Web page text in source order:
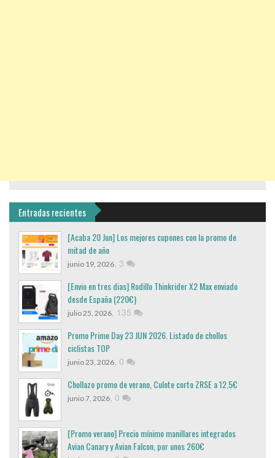
Entradas recientes
[Acaba 20 Jun] Los mejores cupones con la promo de
mitad de año
junio 19, 2026, 3
[Envio en tres dias] Rodillo Thinkrider X2 Max enviado
desde España (220€)
julio 25, 2026, 135
Promo Prime Day 23 JUN 2026. Listado de chollos
ciclistas TOP
junio 23, 2026, 0
Chollazo promo de verano, Culote corto ZRSE a 12,5€
junio 7, 2026, 0
[Promo verano] Precio mínimo manillares integrados
Avian Canary y Avian Falcon, por unos 260€